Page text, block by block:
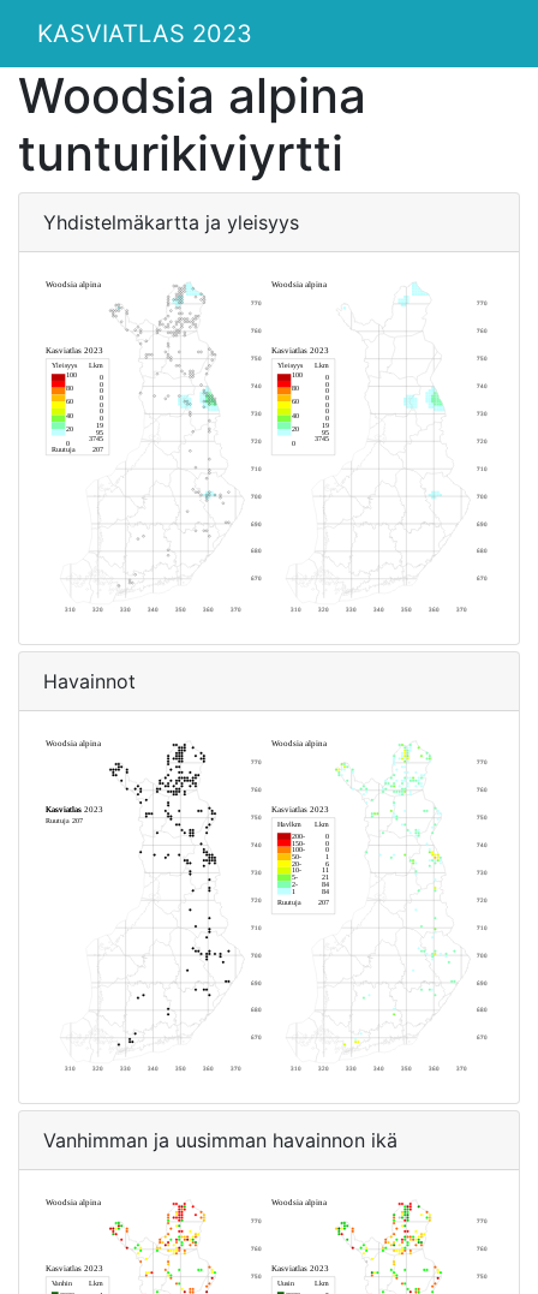
KASVIATLAS 2023
Woodsia alpina
tunturikiviyrtti
Yhdistelmäkartta ja yleisyys
Havainnot
Vanhimman ja uusimman havainnon ikä